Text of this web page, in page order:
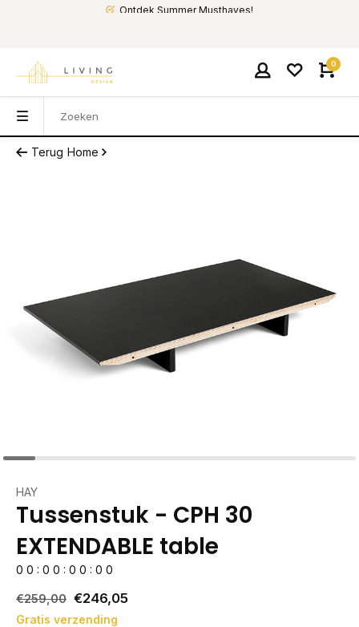
Ontdek Summer Musthaves!
0
Terug Home
HAY
Tussenstuk - CPH 30
EXTENDABLE table
0 0 : 0 0 : 0 0 : 0 0
€259,00 €246,05
Gratis verzending